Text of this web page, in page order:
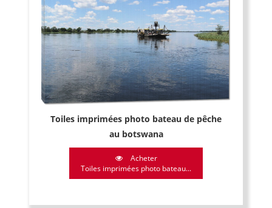
Toiles imprimées photo bateau de pêche
au botswana
Acheter
Toiles imprimées photo bateau...